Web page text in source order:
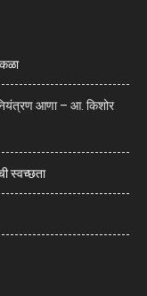
नियंत्रण आणा – आ. किशोर
स्वच्छता